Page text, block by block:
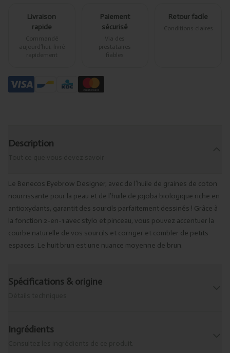
Livraison
rapide
Commandé
aujourd’hui, livré
rapidement
Paiement
sécurisé
Via des
prestataires
fiables
Retour facile
Conditions claires
Description
Le Benecos Eyebrow Designer, avec de l’huile de graines de coton
nourrissante pour la peau et de l’huile de jojoba biologique riche en
antioxydants, garantit des sourcils parfaitement dessinés ! Grâce à
la fonction 2-en-1 avec stylo et pinceau, vous pouvez accentuer la
courbe naturelle de vos sourcils et corriger et combler de petits
espaces. Le huit brun est une nuance moyenne de brun.
Spécifications & origine
Ingrédients